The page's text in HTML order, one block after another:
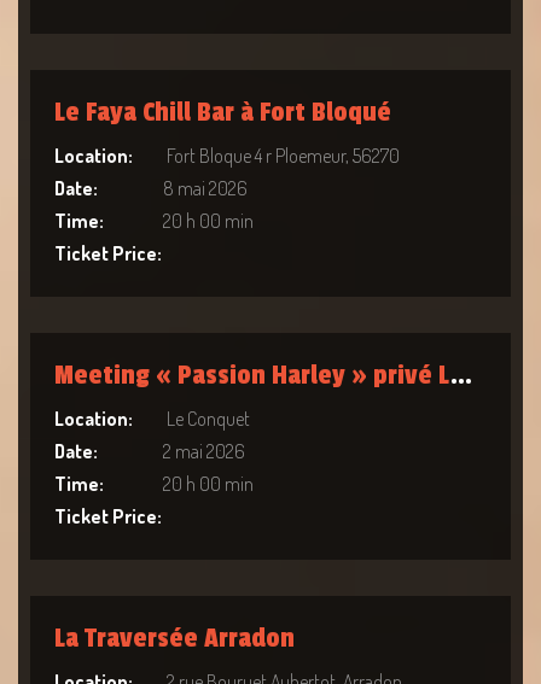
Le Faya Chill Bar à Fort Bloqué
Location:
Fort Bloque 4 r Ploemeur, 56270
Date:
8 mai 2026
Time:
20 h 00 min
Ticket Price:
Meeting « Passion Harley » privé Le Conquet
Location:
Le Conquet
Date:
2 mai 2026
Time:
20 h 00 min
Ticket Price:
La Traversée Arradon